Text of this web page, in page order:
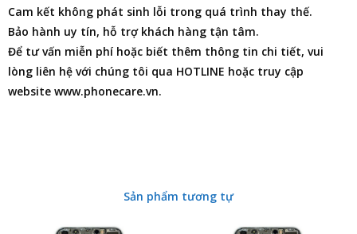
Cam kết không phát sinh lỗi trong quá trình thay thế.
Bảo hành uy tín, hỗ trợ khách hàng tận tâm.
Để tư vấn miễn phí hoặc biết thêm thông tin chi tiết, vui
lòng liên hệ với chúng tôi qua HOTLINE hoặc truy cập
website www.phonecare.vn.
Sản phẩm tương tự